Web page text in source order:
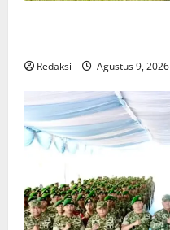
Redaksi Agustus 9, 2026